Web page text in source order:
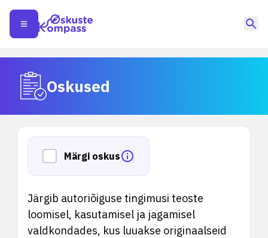
Oskused
Märgi oskus
Järgib autoriõiguse tingimusi teoste
loomisel, kasutamisel ja jagamisel
valdkondades, kus luuakse originaalseid